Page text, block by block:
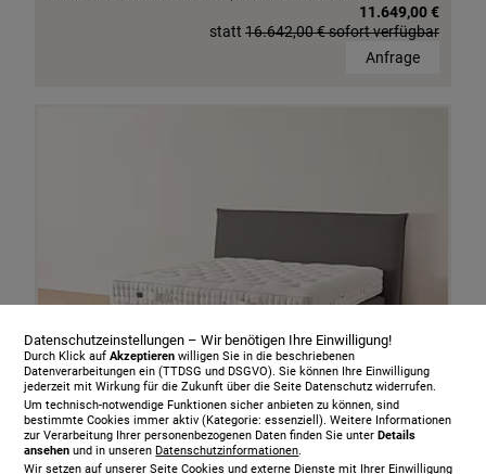
11.649,00 €
statt 16.642,00 € sofort verfügbar
Anfrage
Vispring Baronet Superb 180 x 210 cm, KT Langley
Datenschutzeinstellungen – Wir benötigen Ihre Einwilligung!
Durch Klick aufAkzeptieren willigen Sie in die beschriebenen
Datenverarbeitungen ein (TTDSG und DSGVO). Sie können Ihre Einwilligung
jederzeit mit Wirkung für die Zukunft über die Seite Datenschutz widerrufen.
Um technisch-notwendige Funktionen sicher anbieten zu können, sind
bestimmte Cookies immer aktiv (Kategorie: essenziell). Weitere Informationen
zur Verarbeitung Ihrer personenbezogenen Daten finden Sie unterDetails
ansehen und in unserenDatenschutzinformationen.
Wir setzen auf unserer Seite Cookies und externe Dienste mit Ihrer Einwilligung